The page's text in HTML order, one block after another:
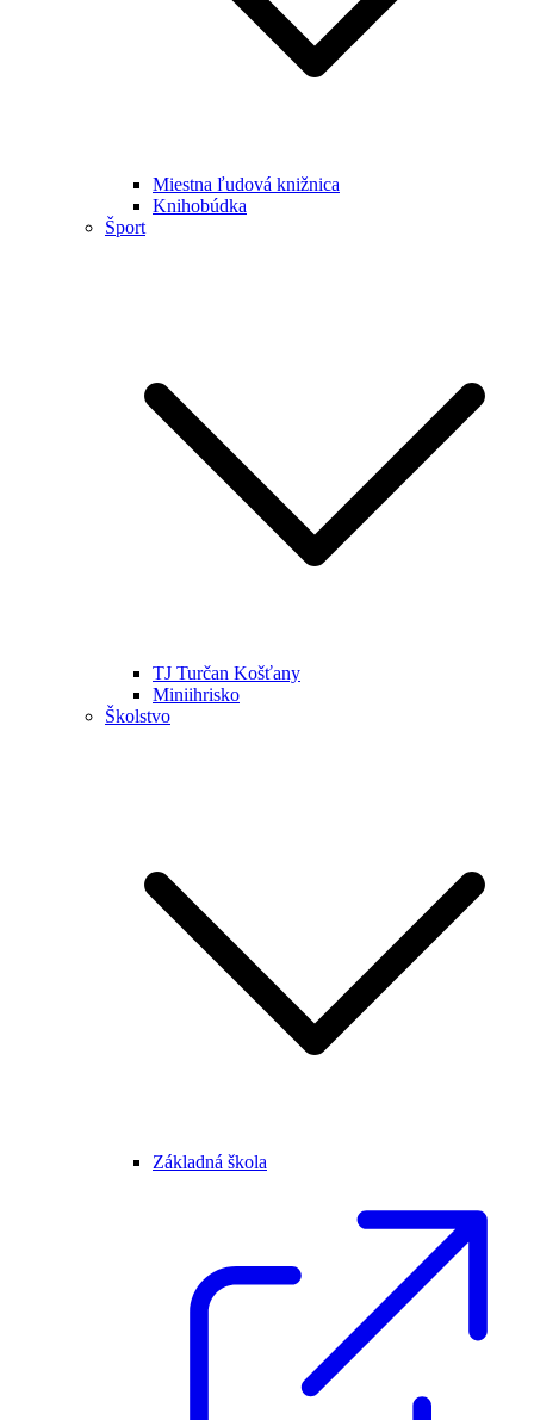
Miestna ľudová knižnica
Knihobúdka
Šport
TJ Turčan Košťany
Miniihrisko
Školstvo
Základná škola